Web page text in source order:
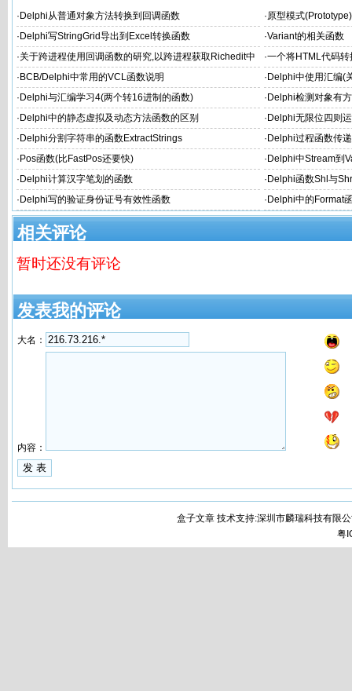
· Delphi从普通对象方法转换到回调函数 ·原型模式
· Delphi写StringGrid导出到Excel转换函数 ·Variant的相关函数
·关于跨进程使用回调函数的研究,以跨进程获取Richedit中
RTF流为例
·一个将HTML代码
· BCB/Delphi中常用的VCL函数说明 · Delphi中使用汇编(
· Delphi与汇编学习4(两个转16进制的函数) · Delphi检测对象有
· Delphi中的静态虚拟及动态方法函数的区别 · Delphi无限位四则
· Delphi分割字符串的函数ExtractStrings · Delphi过程函数传
· Pos函数(比FastPos还要快) · Delphi中Stream到
· Delphi计算汉字笔划的函数 · Delphi函数Shl与
· Delphi写的验证身份证号有效性函数 · Delphi中的Format
相关评论
暂时还没有评论
发表我的评论
大名：
内容：
盒子文章 技术支持:深圳市麟瑞科技有限
粤